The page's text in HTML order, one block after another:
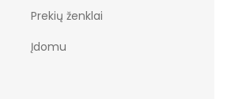
Prekių ženklai
Įdomu